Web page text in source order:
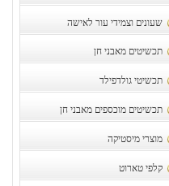
שעונים וצמידי עור לאישה
תכשיטים מאבני חן
תכשיטי גולדפילד
תכשיטים מוכספים מאבני חן
מוצרי מיסטיקה
קלפי טארוט